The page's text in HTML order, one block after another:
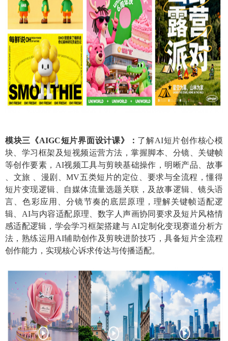
模块三 《AIGC短片界面设计课》： 了解AI短片创作核心模
块、学习框架及短视频运营方法，掌握脚本、分镜、关键帧
等创作要素，AI视频工具与剪映基础操作，明晰产品、故事
、文旅 、漫剧、MV五类短片的定位、要求与全流程，懂得
短片变现逻辑、自媒体流量选题关联，及故事逻辑、镜头语
言、色彩应用、分镜节奏的底层原理，理解关键帧适配逻
辑、AI与内容适配原理、数字人声画协同要求及短片风格情
感适配逻辑，学会学习框架搭建与 AI定制化变现赛道分析方
法，熟练运用AI辅助创作及剪映进阶技巧，具备短片全流程
创作能力，实现核心诉求传达与传播适配。